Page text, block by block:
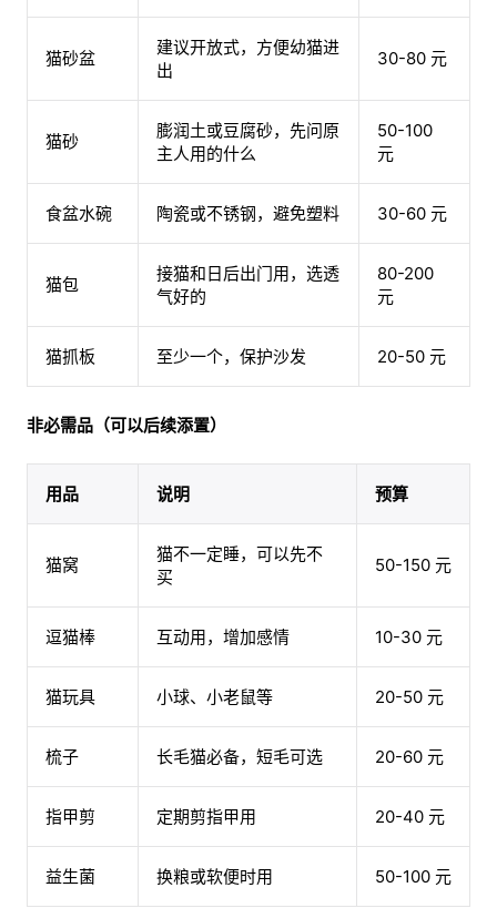
猫砂盆
建议开放式，方便幼猫进
出
30-80 元
猫砂
膨润土或豆腐砂，先问原
主人用的什么
50-100
元
食盆水碗 陶瓷或不锈钢，避免塑料 30-60 元
猫包
接猫和日后出门用，选透
气好的
80-200
元
猫抓板 至少一个，保护沙发 20-50 元
非必需品（可以后续添置）
用品 说明 预算
猫窝
猫不一定睡，可以先不
买
50-150 元
逗猫棒 互动用，增加感情 10-30 元
猫玩具 小球、小老鼠等 20-50 元
梳子 长毛猫必备，短毛可选 20-60 元
指甲剪 定期剪指甲用 20-40 元
益生菌 换粮或软便时用 50-100 元